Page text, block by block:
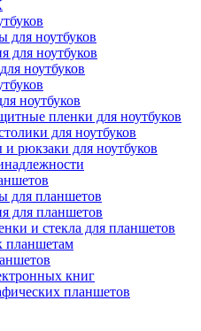
для ноутбуков
для ноутбуков
ноутбуков
ноутбуков
пленки для ноутбуков
для ноутбуков
рюкзаки для ноутбуков
для планшетов
для планшетов
и стекла для планшетов
планшетам
книг
планшетов